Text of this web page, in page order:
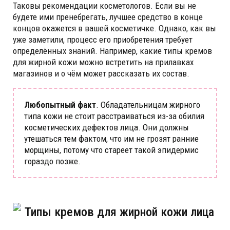
Таковы рекомендации косметологов. Если вы не
будете ими пренебрегать, лучшее средство в конце
концов окажется в вашей косметичке. Однако, как вы
уже заметили, процесс его приобретения требует
определённых знаний. Например, какие типы кремов
для жирной кожи можно встретить на прилавках
магазинов и о чём может рассказать их состав.
Любопытный факт. Обладательницам жирного
типа кожи не стоит расстраиваться из-за обилия
косметических дефектов лица. Они должны
утешаться тем фактом, что им не грозят ранние
морщины, потому что стареет такой эпидермис
гораздо позже.